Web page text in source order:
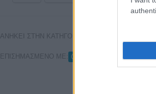
ΑΝΗΚΕΙ ΣΤΗΝ ΚΑΤΗΓΟΡΙΑ:
ΕΠΙΣΗΜΑΣΜΕΝΟ ΜΕ: COSMOTE TV